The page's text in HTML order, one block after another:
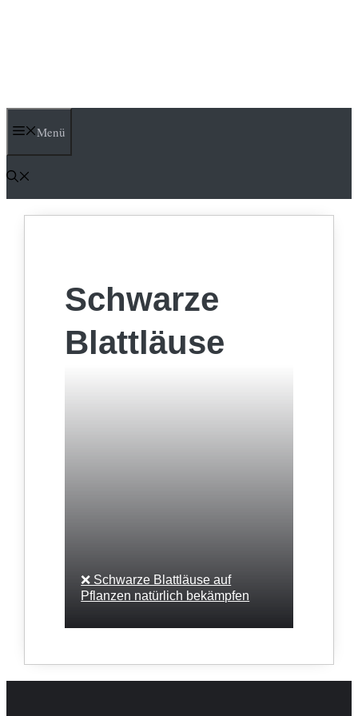
Menü
Schwarze
Blattläuse
❌ Schwarze Blattläuse auf
Pflanzen natürlich bekämpfen